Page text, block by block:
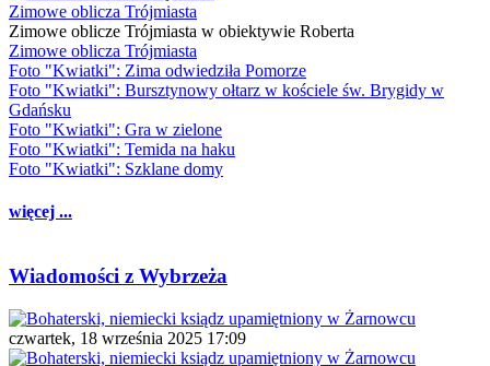
Zimowe oblicza Trójmiasta
Zimowe oblicze Trójmiasta w obiektywie Roberta
Zimowe oblicza Trójmiasta
Foto "Kwiatki": Zima odwiedziła Pomorze
Foto "Kwiatki": Bursztynowy ołtarz w kościele św. Brygidy w
Gdańsku
Foto "Kwiatki": Gra w zielone
Foto "Kwiatki": Temida na haku
Foto "Kwiatki": Szklane domy
więcej ...
Wiadomości z Wybrzeża
czwartek, 18 września 2025 17:09